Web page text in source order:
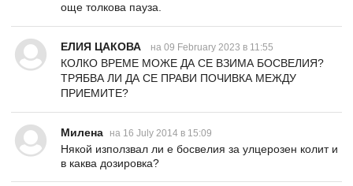
още толкова пауза.
ЕЛИЯ ЦАКОВА на 09 February 2023 в 11:55
КОЛКО ВРЕМЕ МОЖЕ ДА СЕ ВЗИМА БОСВЕЛИЯ?
ТРЯБВА ЛИ ДА СЕ ПРАВИ ПОЧИВКА МЕЖДУ
ПРИЕМИТЕ?
Милена на 16 July 2014 в 15:09
Някой използвал ли е босвелия за улцерозен колит и
в каква дозировка?